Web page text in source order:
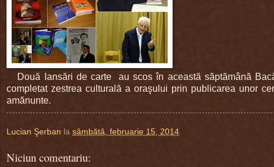
Două lansări de carte au scos în această săptămână
completat zestrea culturală a oraşului prin publicarea unor
amănunte.
Lucian Şerban la sâmbătă, februarie 15, 2014
Niciun comentariu: